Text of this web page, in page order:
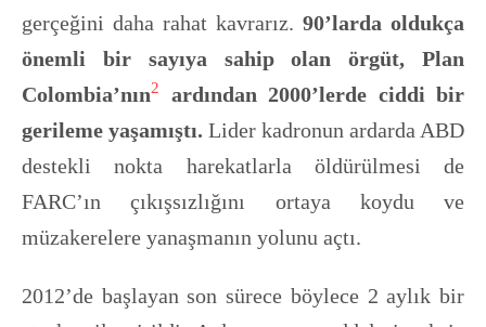
gerçeğini daha rahat kavrarız. 90’larda oldukça
önemli bir sayıya sahip olan örgüt, Plan
Colombia’nın2
ardından 2000’lerde ciddi bir
gerileme yaşamıştı. Lider kadronun ardarda ABD
destekli nokta harekatlarla öldürülmesi de
FARC’ın çıkışsızlığını ortaya koydu ve
müzakerelere yanaşmanın yolunu açtı.
2012’de başlayan son sürece böylece 2 aylık bir